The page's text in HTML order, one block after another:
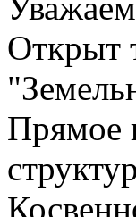
Открыт
Прямое